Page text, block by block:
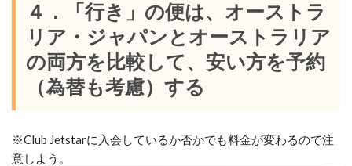
４．「行き」の便は、オーストラ
リア・ジャパンとオーストラリア
の両方を比較して、安い方を予約
（為替も考慮）する
※Club Jetstarに入会しているか否かでも料金が変わるので注
意しよう。